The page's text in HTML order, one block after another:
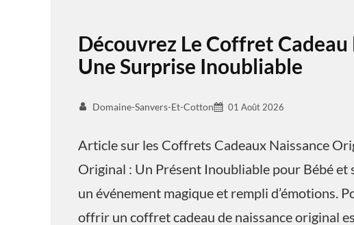
Découvrez Le Coffret
Une Surprise Inoubliable
Domaine-Sanvers-Et-Cotton 01 Août 2026
Article sur les Coffrets Cadeaux Naissance
Original : Un Présent Inoubliable pour Bébé et
un événement magique et rempli d’émotions.
offrir un coffret cadeau de naissance original